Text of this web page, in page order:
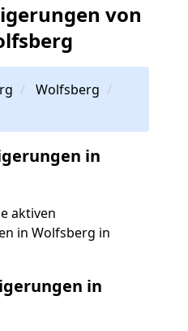
von
Wolfsberg
in
aktiven
in Wolfsberg in
in